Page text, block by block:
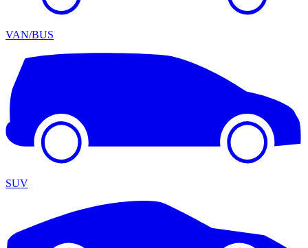
VAN/BUS
SUV